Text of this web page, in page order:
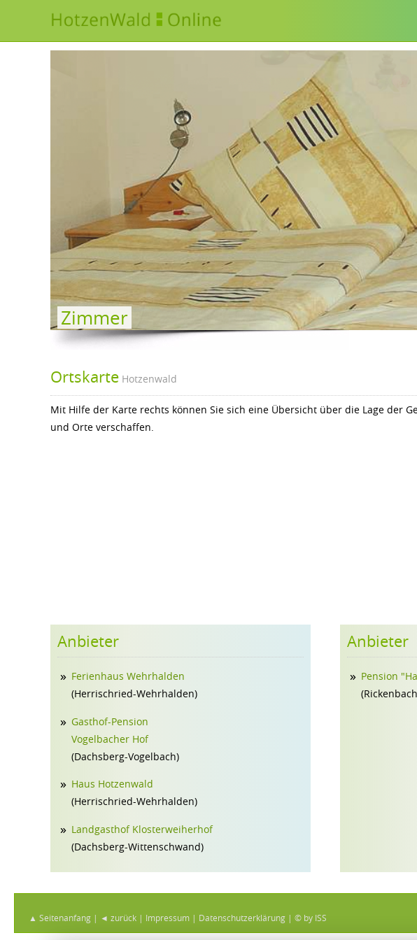
Zimmer
Ortskarte Hotzenwald
Mit Hilfe der Karte rechts können Sie sich eine Übersicht über die Lage der
und Orte verschaffen.
Anbieter
Ferienhaus Wehrhalden
(Herrischried-Wehrhalden)
Gasthof-Pension
Vogelbacher Hof
(Dachsberg-Vogelbach)
Haus Hotzenwald
(Herrischried-Wehrhalden)
Landgasthof Klosterweiherhof
(Dachsberg-Wittenschwand)
Anbieter
Pension
▲ Seitenanfang | ◄ zurück | Impressum | Datenschutzerklärung | © by ISS